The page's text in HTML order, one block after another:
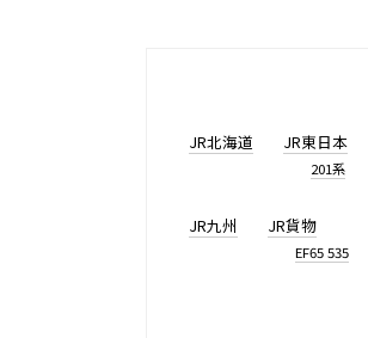
JR北海道 JR東日本
201系
JR九州 JR貨物
EF65 535